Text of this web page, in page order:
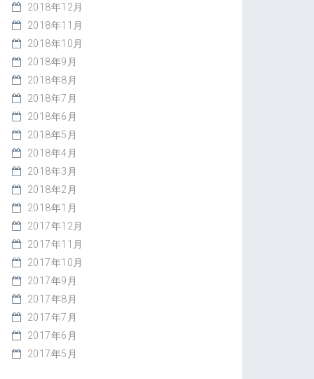
2018年12月
2018年11月
2018年10月
2018年9月
2018年8月
2018年7月
2018年6月
2018年5月
2018年4月
2018年3月
2018年2月
2018年1月
2017年12月
2017年11月
2017年10月
2017年9月
2017年8月
2017年7月
2017年6月
2017年5月